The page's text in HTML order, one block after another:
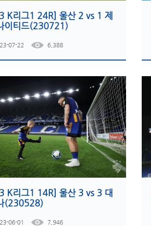
K리그1 24R] 울산 2 vs 1 제
이티드(230721)
07-22 6,388
K리그1 14R] 울산 3 vs 3 대
(230528)
06-01 7,946